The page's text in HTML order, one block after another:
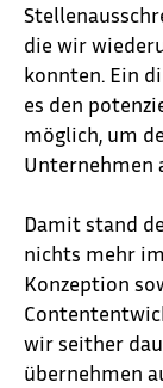
die wir
konnten. Ein
es den
möglich, um
Unternehmen
Damit stand
nichts mehr
Konzeption
wir seither
übernehmen